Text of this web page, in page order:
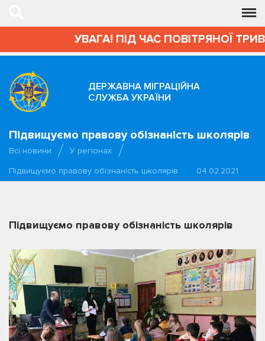
УВАГА! ПІД ЧАС ПОВІТРЯНОЇ
ДЕРЖАВНА МІГРАЦІЙНА
СЛУЖБА УКРАЇНИ
Підвищуємо правову обізнаність школярів
Всі новини
У регіонах
Підвищуємо правову обізнаність школярів
04.02.2021
Підвищуємо правову обізнаність школярів